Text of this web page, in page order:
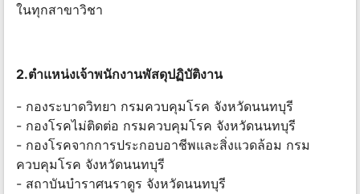
ในทุกสาขาวิชา
2.ตำแหน่งเจ้าพนักงานพัสดุปฏิบัติงาน
- กองระบาดวิทยา กรมควบคุมโรค จังหวัดนนทบุรี
- กองโรคไม่ติดต่อ กรมควบคุมโรค จังหวัดนนทบุรี
- กองโรคจากการประกอบอาชีพและสิ่งแวดล้อม กรม
ควบคุมโรค จังหวัดนนทบุรี
- สถาบันบำราศนราดูร จังหวัดนนทบุรี